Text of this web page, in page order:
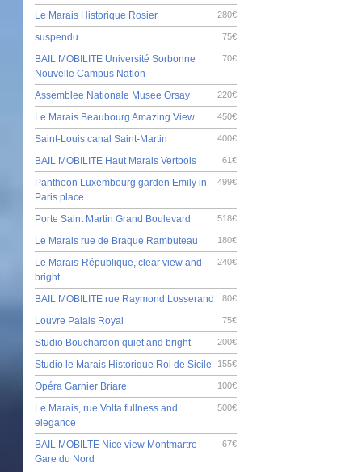
280€
Le Marais Historique Rosier
75€
suspendu
70€
BAIL MOBILITE Université Sorbonne
Nouvelle Campus Nation
220€
Assemblee Nationale Musee Orsay
450€
Le Marais Beaubourg Amazing View
400€
Saint-Louis canal Saint-Martin
61€
BAIL MOBILITE Haut Marais Vertbois
499€
Pantheon Luxembourg garden Emily in
Paris place
518€
Porte Saint Martin Grand Boulevard
180€
Le Marais rue de Braque Rambuteau
240€
Le Marais-République, clear view and
bright
80€
BAIL MOBILITE rue Raymond Losserand
75€
Louvre Palais Royal
200€
Studio Bouchardon quiet and bright
155€
Studio le Marais Historique Roi de Sicile
100€
Opéra Garnier Briare
500€
Le Marais, rue Volta fullness and
elegance
67€
BAIL MOBILTE Nice view Montmartre
Gare du Nord